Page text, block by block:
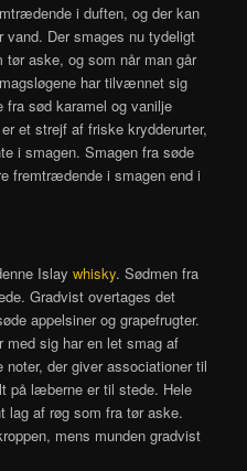
i duften, og der kan
Der smages nu tydeligt
tør aske, og som når man går
har tilvænnet sig
fra sød karamel og vanilje
et strejf af friske krydderurter,
i smagen. Smagen fra søde
fremtrædende i smagen end i
Islaywhisky. Sødmen fra
Gradvist overtages det
appelsiner og grapefrugter.
med sig har en let smag af
der giver associationer til
på læberne er til stede. Hele
lag af røg som fra tør aske.
mens munden gradvist